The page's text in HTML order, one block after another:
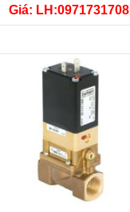
Giá: LH:0971731708